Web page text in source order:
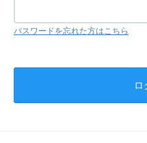
パスワードを忘れた方はこちら